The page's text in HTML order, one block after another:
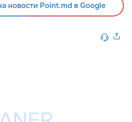
новости Point.md в Google